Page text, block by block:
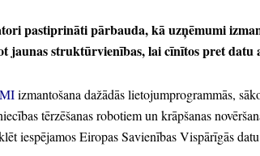
pastiprināti pārbauda,kā uzņēmumi
jaunas struktūrvienības,lai cīnītos pret datu
MIizmantošana dažādās lietojumprogrammās,
tērzēšanas robotiem un krāpšanas
iespējamos Eiropas Savienības Vispārīgās